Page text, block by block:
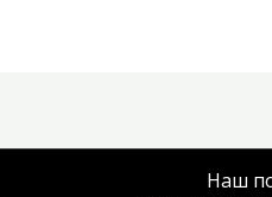
Наш